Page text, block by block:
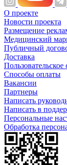
О проекте
Новости проекта
Размещение
Медицинский
Публичный
Доставка
Пользовательское
Способы оплаты
Вакансии
Партнеры
Написать
Написать в
Персональные
Обработка